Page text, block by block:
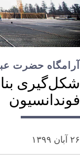
آرامگاه حضرت
شکل‌گیری
فوندانسیون
۲۶ آبان ۱۳۹۹